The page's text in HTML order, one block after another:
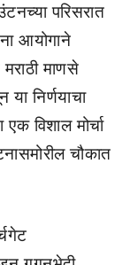
परिसरात
आयोगाने
माणसे
निर्णयाचा
विशाल मोर्चा
चौकात